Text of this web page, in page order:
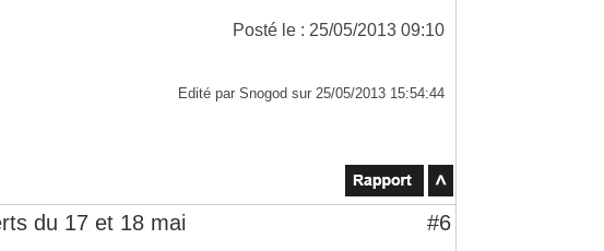
Posté le : 25/05/2013 09:10
Edité par Snogod sur 25/05/2013 15:54:44
du 17 et 18 mai #6